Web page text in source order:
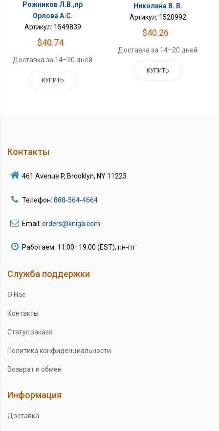
Рожников Л.В.,пр
Орлова А.С.
Артикул: 1549839
$40.74
Доставка за 14–20 дней
КУПИТЬ
Николина В. В.
Артикул: 1520992
$40.26
Доставка за 14–20 дней
КУПИТЬ
Контакты
461 Avenue P, Brooklyn, NY 11223
Телефон: 888-564-4664
Email: orders@kniga.com
Работаем: 11:00–19:00 (EST), пн-пт
Служба поддержки
О Нас
Контакты
Статус заказа
Политика конфиденциальности
Возврат и обмен
Информация
Доставка